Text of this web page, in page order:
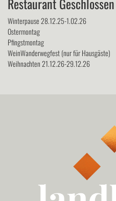
Winterpause 28.12.25-1.02.26
Ostermontag
Pfingstmontag
WeinWanderwegfest (nur für Hausgäste)
Weihnachten 21.12.26-29.12.26